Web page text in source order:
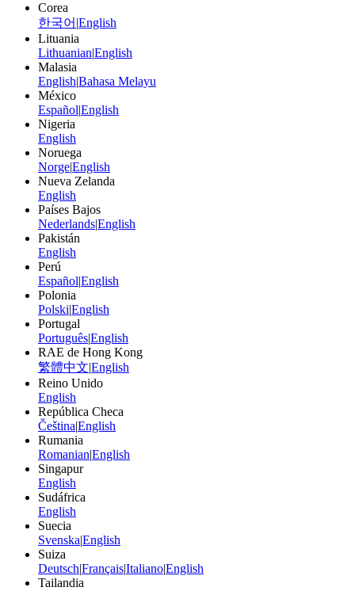
Corea
한국어 |English
Lituania
Lithuanian|English
Malasia
English|Bahasa Melayu
México
Español|English
Nigeria
English
Noruega
Norge|English
Nueva Zelanda
English
Países Bajos
Nederlands|English
Pakistán
English
Perú
Español|English
Polonia
Polski|English
Portugal
Português|English
RAE de Hong Kong
繁體中文|English
Reino Unido
English
República Checa
Čeština|English
Rumania
Romanian|English
Singapur
English
Sudáfrica
English
Suecia
Svenska|English
Suiza
Deutsch|Français|Italiano|English
Tailandia